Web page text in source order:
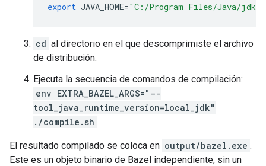
export JAVA_HOME="C:/Program Files/Java/jdk-
cd al directorio en el que descomprimiste el archivo
de distribución.
Ejecuta la secuencia de comandos de compilación:
env EXTRA_BAZEL_ARGS="--
tool_java_runtime_version=local_jdk"
./compile.sh
El resultado compilado se coloca en output/bazel.exe .
Este es un objeto binario de Bazel independiente, sin un